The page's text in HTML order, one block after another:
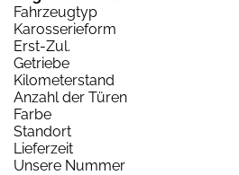
Fahrzeugtyp
Karosserieform
Erst-Zul.
Getriebe
Kilometerstand
Anzahl der Türen
Farbe
Standort
Lieferzeit
Unsere Nummer